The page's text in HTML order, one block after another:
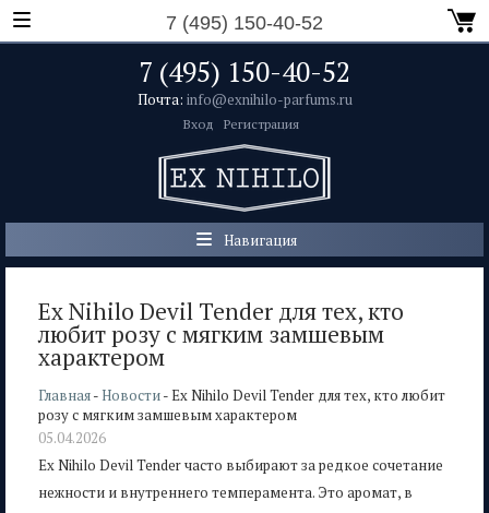
7 (495) 150-40-52
7 (495) 150-40-52
Почта: info@exnihilo-parfums.ru
Вход Регистрация
Навигация
Ex Nihilo Devil Tender для тех, кто
любит розу с мягким замшевым
характером
Главная-Новости- Ex Nihilo Devil Tender для тех, кто любит
розу с мягким замшевым характером
05.04.2026
Ex Nihilo Devil Tender часто выбирают за редкое сочетание
нежности и внутреннего темперамента. Это аромат, в